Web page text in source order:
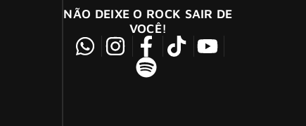
NÃO DEIXE O ROCK SAIR DE
VOCÊ!